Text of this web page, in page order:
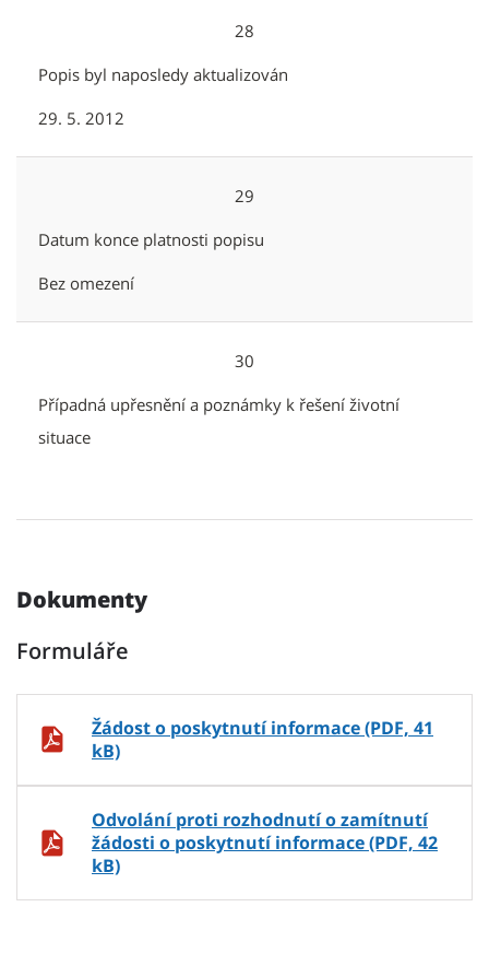
28
Popis byl naposledy aktualizován
29. 5. 2012
29
Datum konce platnosti popisu
Bez omezení
30
Případná upřesnění a poznámky k řešení životní
situace
Dokumenty
Formuláře
Žádost o poskytnutí informace (PDF, 41
kB)
Odvolání proti rozhodnutí o zamítnutí
žádosti o poskytnutí informace (PDF, 42
kB)